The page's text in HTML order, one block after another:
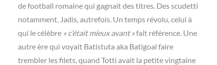
de football romaine qui gagnait des titres. Des scudetti
notamment. Jadis, autrefois. Un temps révolu, celui à
qui le célèbre « c’était mieux avant »fait référence. Une
autre ère qui voyait Batistuta aka Batigoal faire
trembler les filets, quand Totti avait la petite vingtaine